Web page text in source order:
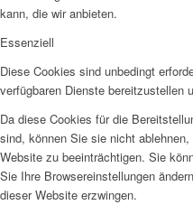
kann, die wir anbieten.
Essenziell
Diese Cookies sind unbedingt
verfügbaren Dienste bereitzustellen
Da diese Cookies für die
sind, können Sie sie nicht
Website zu beeinträchtigen. Sie
Sie Ihre Browsereinstellungen
dieser Website erzwingen.